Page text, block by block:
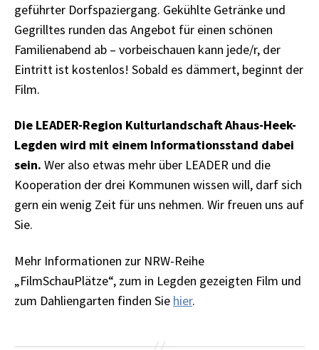
geführter Dorfspaziergang. Gekühlte Getränke und
Gegrilltes runden das Angebot für einen schönen
Familienabend ab – vorbeischauen kann jede/r, der
Eintritt ist kostenlos! Sobald es dämmert, beginnt der
Film.
Die LEADER-Region Kulturlandschaft Ahaus-Heek-
Legden wird mit einem Informationsstand dabei
sein. Wer also etwas mehr über LEADER und die
Kooperation der drei Kommunen wissen will, darf sich
gern ein wenig Zeit für uns nehmen. Wir freuen uns auf
Sie.
Mehr Informationen zur NRW-Reihe
„FilmSchauPlätze“, zum in Legden gezeigten Film und
zum Dahliengarten finden Sie hier.